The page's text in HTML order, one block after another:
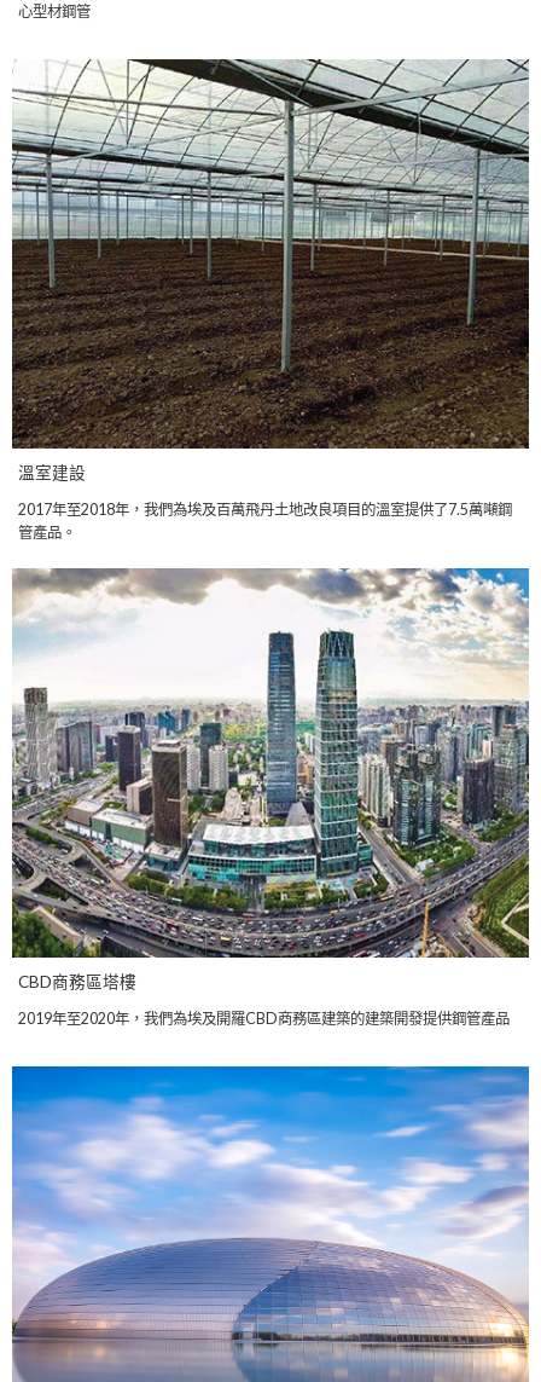
心型材鋼管
溫室建設
2017年至2018年，我們為埃及百萬飛丹土地改良項目的溫室提供了7.5萬噸鋼
管產品。
CBD商務區塔樓
2019年至2020年，我們為埃及開羅CBD商務區建築的建築開發提供鋼管產品